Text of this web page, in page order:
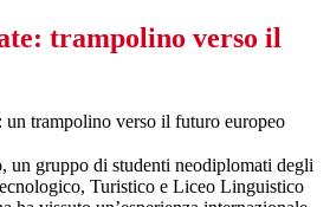
trampolino verso il
un trampolino verso il futuro europeo
un gruppo di studenti neodiplomati degli
Turistico e Liceo Linguistico